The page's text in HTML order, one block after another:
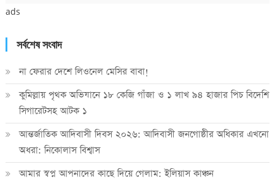
ads
সর্বশেষ সংবাদ
না ফেরার দেশে লিওনেল মেসির বাবা!
কুমিল্লায় পৃথক অভিযানে ১৮ কেজি গাঁজা ও ১ লাখ ৯৪ হাজার পিচ বিদেশি
সিগারেটসহ আটক ১
আন্তর্জাতিক আদিবাসী দিবস ২০২৬: আদিবাসী জনগোষ্ঠীর অধিকার এখনো
অধরা: নিকোলাস বিশ্বাস
আমার স্বপ্ন আপনাদের কাছে দিয়ে গেলাম: ইলিয়াস কাঞ্চন